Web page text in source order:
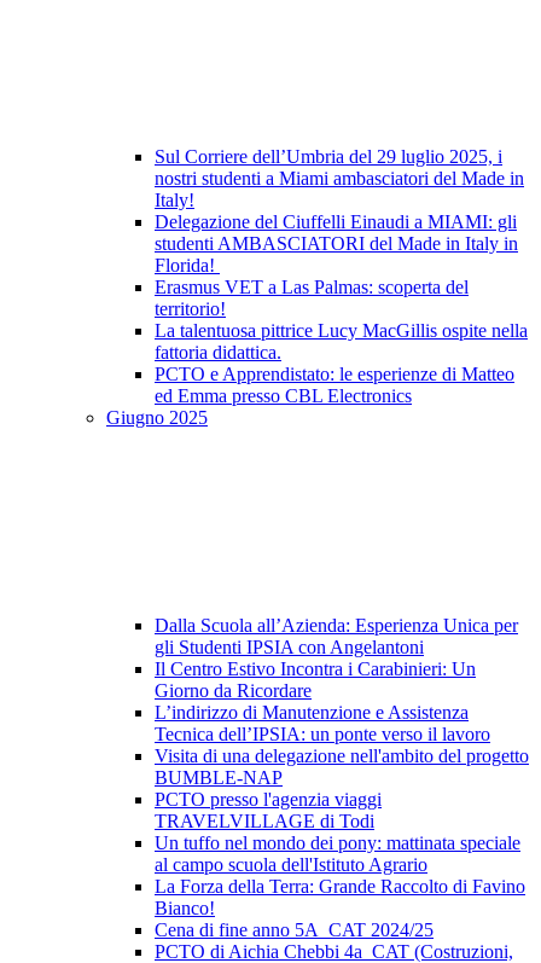
Sul Corriere dell’Umbria del 29 luglio 2025, i
nostri studenti a Miami ambasciatori del Made in
Italy!
Delegazione del Ciuffelli Einaudi a MIAMI: gli
studenti AMBASCIATORI del Made in Italy in
Florida!
Erasmus VET a Las Palmas: scoperta del
territorio!
La talentuosa pittrice Lucy MacGillis ospite nella
fattoria didattica.
PCTO e Apprendistato: le esperienze di Matteo
ed Emma presso CBL Electronics
Giugno 2025
Dalla Scuola all’Azienda: Esperienza Unica per
gli Studenti IPSIA con Angelantoni
Il Centro Estivo Incontra i Carabinieri: Un
Giorno da Ricordare
L’indirizzo di Manutenzione e Assistenza
Tecnica dell’IPSIA: un ponte verso il lavoro
Visita di una delegazione nell'ambito del progetto
BUMBLE-NAP
PCTO presso l'agenzia viaggi
TRAVELVILLAGE di Todi
Un tuffo nel mondo dei pony: mattinata speciale
al campo scuola dell'Istituto Agrario
La Forza della Terra: Grande Raccolto di Favino
Bianco!
Cena di fine anno 5A_CAT 2024/25
PCTO di Aichia Chebbi 4a_CAT (Costruzioni,